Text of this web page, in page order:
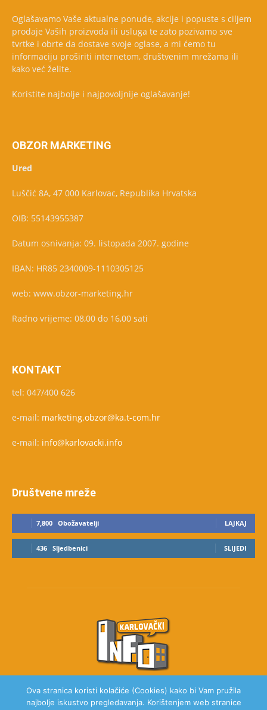
Oglašavamo Vaše aktualne ponude, akcije i popuste s ciljem
prodaje Vaših proizvoda ili usluga te zato pozivamo sve
tvrtke i obrte da dostave svoje oglase, a mi ćemo tu
informaciju proširiti internetom, društvenim mrežama ili
kako već želite.
Koristite najbolje i najpovoljnije oglašavanje!
OBZOR MARKETING
Ured
Luščić 8A, 47 000 Karlovac, Republika Hrvatska
OIB: 55143955387
Datum osnivanja: 09. listopada 2007. godine
IBAN: HR85 2340009-1110305125
web: www.obzor-marketing.hr
Radno vrijeme: 08,00 do 16,00 sati
KONTAKT
tel: 047/400 626
e-mail: marketing.obzor@ka.t-com.hr
e-mail: info@karlovacki.info
Društvene mreže
7,800 Obožavatelji LAJKAJ
436 Sljedbenici SLIJEDI
Ova stranica koristi kolačiće (Cookies) kako bi Vam pružila
najbolje iskustvo pregledavanja. Korištenjem web stranice